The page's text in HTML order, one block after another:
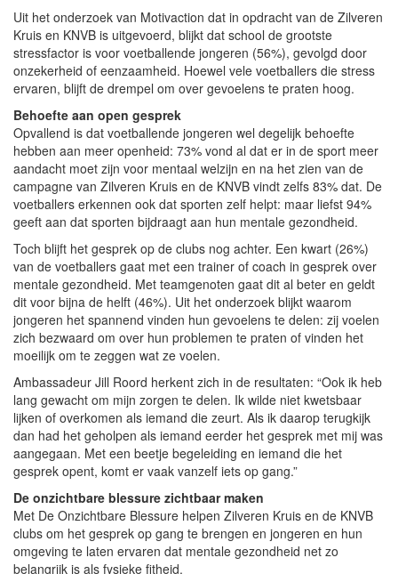
Uit het onderzoek van Motivaction dat in opdracht van de Zilveren
Kruis en KNVB is uitgevoerd, blijkt dat school de grootste
stressfactor is voor voetballende jongeren (56%), gevolgd door
onzekerheid of eenzaamheid. Hoewel vele voetballers die stress
ervaren, blijft de drempel om over gevoelens te praten hoog.
Behoefte aan open gesprek
Opvallend is dat voetballende jongeren wel degelijk behoefte
hebben aan meer openheid: 73% vond al dat er in de sport meer
aandacht moet zijn voor mentaal welzijn en na het zien van de
campagne van Zilveren Kruis en de KNVB vindt zelfs 83% dat. De
voetballers erkennen ook dat sporten zelf helpt: maar liefst 94%
geeft aan dat sporten bijdraagt aan hun mentale gezondheid.
Toch blijft het gesprek op de clubs nog achter. Een kwart (26%)
van de voetballers gaat met een trainer of coach in gesprek over
mentale gezondheid. Met teamgenoten gaat dit al beter en geldt
dit voor bijna de helft (46%). Uit het onderzoek blijkt waarom
jongeren het spannend vinden hun gevoelens te delen: zij voelen
zich bezwaard om over hun problemen te praten of vinden het
moeilijk om te zeggen wat ze voelen.
Ambassadeur Jill Roord herkent zich in de resultaten: “Ook ik heb
lang gewacht om mijn zorgen te delen. Ik wilde niet kwetsbaar
lijken of overkomen als iemand die zeurt. Als ik daarop terugkijk
dan had het geholpen als iemand eerder het gesprek met mij was
aangegaan. Met een beetje begeleiding en iemand die het
gesprek opent, komt er vaak vanzelf iets op gang.”
De onzichtbare blessure zichtbaar maken
Met De Onzichtbare Blessure helpen Zilveren Kruis en de KNVB
clubs om het gesprek op gang te brengen en jongeren en hun
omgeving te laten ervaren dat mentale gezondheid net zo
belangrijk is als fysieke fitheid.